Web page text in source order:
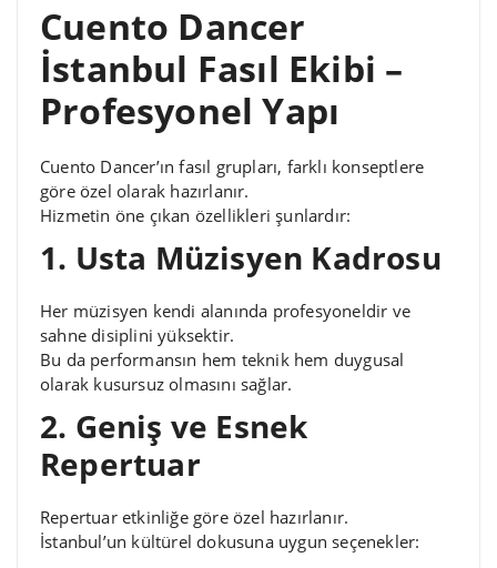
Cuento Dancer
İstanbul Fasıl Ekibi –
Profesyonel Yapı
Cuento Dancer’ın fasıl grupları, farklı konseptlere
göre özel olarak hazırlanır.
Hizmetin öne çıkan özellikleri şunlardır:
1. Usta Müzisyen Kadrosu
Her müzisyen kendi alanında profesyoneldir ve
sahne disiplini yüksektir.
Bu da performansın hem teknik hem duygusal
olarak kusursuz olmasını sağlar.
2. Geniş ve Esnek
Repertuar
Repertuar etkinliğe göre özel hazırlanır.
İstanbul’un kültürel dokusuna uygun seçenekler: